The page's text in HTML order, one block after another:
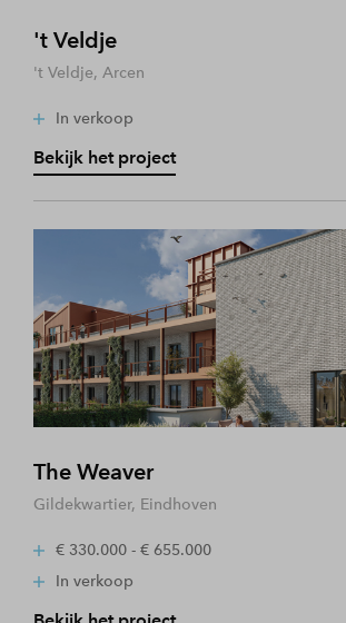
't Veldje
't Veldje, Arcen
In verkoop
Bekijk het project
The Weaver
Gildekwartier, Eindhoven
€ 330.000 - € 655.000
In verkoop